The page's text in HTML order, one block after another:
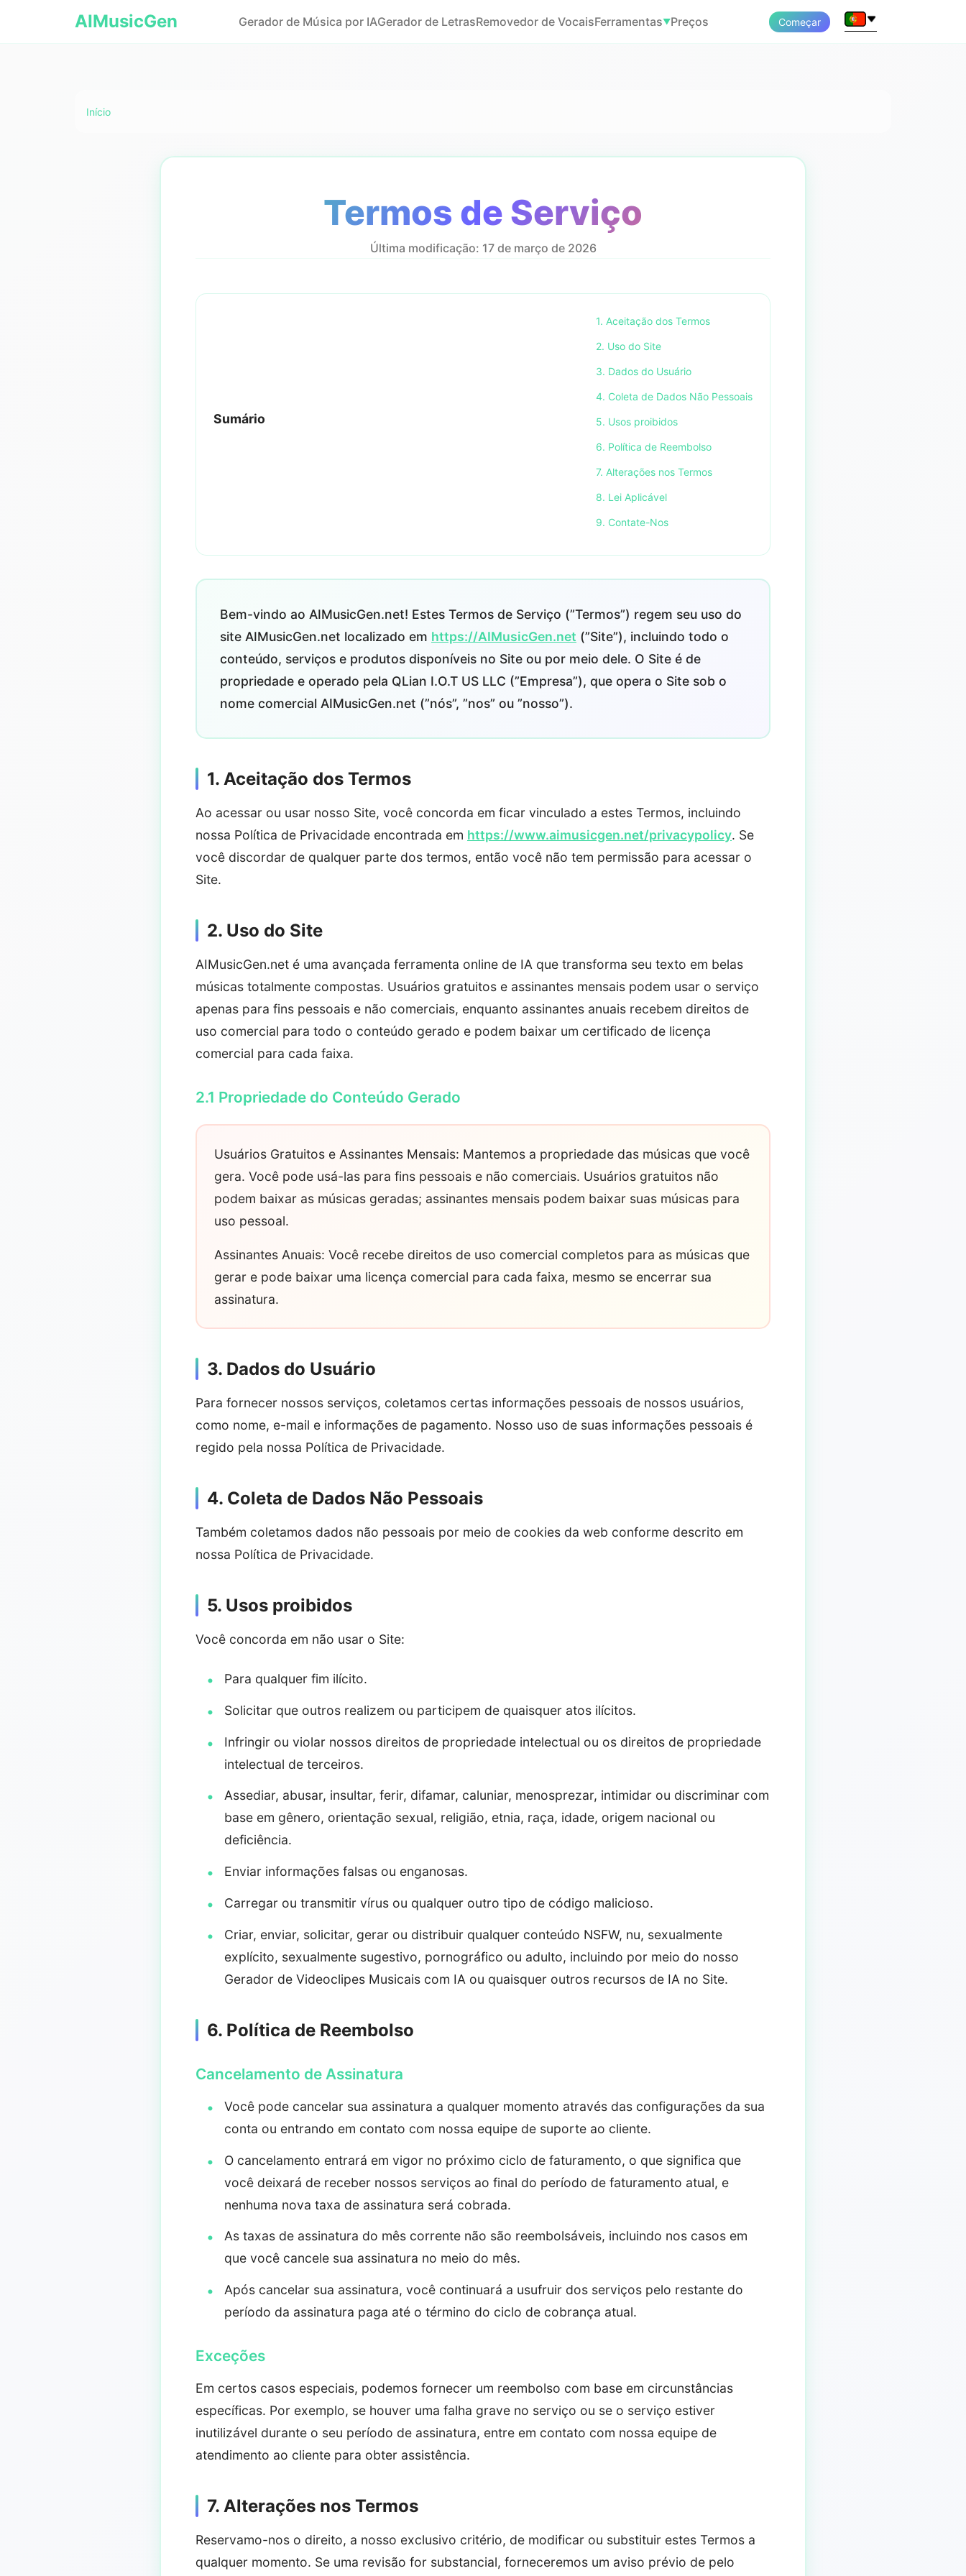
AIMusicGen Gerador de Música por IAGerador de LetrasRemovedor de VocaisFerramentas▼Preços Começar
Início
Termos de Serviço
Última modificação: 17 de março de 2026
Sumário
1. Aceitação dos Termos
2. Uso do Site
3. Dados do Usuário
4. Coleta de Dados Não Pessoais
5. Usos proibidos
6. Política de Reembolso
7. Alterações nos Termos
8. Lei Aplicável
9. Contate-Nos
Bem-vindo ao AIMusicGen.net! Estes Termos de Serviço (”Termos”) regem seu uso do
site AIMusicGen.net localizado em https://AIMusicGen.net (”Site”), incluindo todo o
conteúdo, serviços e produtos disponíveis no Site ou por meio dele. O Site é de
propriedade e operado pela QLian I.O.T US LLC (”Empresa”), que opera o Site sob o
nome comercial AIMusicGen.net (”nós”, ”nos” ou ”nosso”).
1. Aceitação dos Termos
Ao acessar ou usar nosso Site, você concorda em ficar vinculado a estes Termos, incluindo
nossa Política de Privacidade encontrada em https://www.aimusicgen.net/privacypolicy. Se
você discordar de qualquer parte dos termos, então você não tem permissão para acessar o
Site.
2. Uso do Site
AIMusicGen.net é uma avançada ferramenta online de IA que transforma seu texto em belas
músicas totalmente compostas. Usuários gratuitos e assinantes mensais podem usar o serviço
apenas para fins pessoais e não comerciais, enquanto assinantes anuais recebem direitos de
uso comercial para todo o conteúdo gerado e podem baixar um certificado de licença
comercial para cada faixa.
2.1 Propriedade do Conteúdo Gerado
Usuários Gratuitos e Assinantes Mensais: Mantemos a propriedade das músicas que você
gera. Você pode usá-las para fins pessoais e não comerciais. Usuários gratuitos não
podem baixar as músicas geradas; assinantes mensais podem baixar suas músicas para
uso pessoal.
Assinantes Anuais: Você recebe direitos de uso comercial completos para as músicas que
gerar e pode baixar uma licença comercial para cada faixa, mesmo se encerrar sua
assinatura.
3. Dados do Usuário
Para fornecer nossos serviços, coletamos certas informações pessoais de nossos usuários,
como nome, e-mail e informações de pagamento. Nosso uso de suas informações pessoais é
regido pela nossa Política de Privacidade.
4. Coleta de Dados Não Pessoais
Também coletamos dados não pessoais por meio de cookies da web conforme descrito em
nossa Política de Privacidade.
5. Usos proibidos
Você concorda em não usar o Site:
Para qualquer fim ilícito.
Solicitar que outros realizem ou participem de quaisquer atos ilícitos.
Infringir ou violar nossos direitos de propriedade intelectual ou os direitos de propriedade
intelectual de terceiros.
Assediar, abusar, insultar, ferir, difamar, caluniar, menosprezar, intimidar ou discriminar com
base em gênero, orientação sexual, religião, etnia, raça, idade, origem nacional ou
deficiência.
Enviar informações falsas ou enganosas.
Carregar ou transmitir vírus ou qualquer outro tipo de código malicioso.
Criar, enviar, solicitar, gerar ou distribuir qualquer conteúdo NSFW, nu, sexualmente
explícito, sexualmente sugestivo, pornográfico ou adulto, incluindo por meio do nosso
Gerador de Videoclipes Musicais com IA ou quaisquer outros recursos de IA no Site.
6. Política de Reembolso
Cancelamento de Assinatura
Você pode cancelar sua assinatura a qualquer momento através das configurações da sua
conta ou entrando em contato com nossa equipe de suporte ao cliente.
O cancelamento entrará em vigor no próximo ciclo de faturamento, o que significa que
você deixará de receber nossos serviços ao final do período de faturamento atual, e
nenhuma nova taxa de assinatura será cobrada.
As taxas de assinatura do mês corrente não são reembolsáveis, incluindo nos casos em
que você cancele sua assinatura no meio do mês.
Após cancelar sua assinatura, você continuará a usufruir dos serviços pelo restante do
período da assinatura paga até o término do ciclo de cobrança atual.
Exceções
Em certos casos especiais, podemos fornecer um reembolso com base em circunstâncias
específicas. Por exemplo, se houver uma falha grave no serviço ou se o serviço estiver
inutilizável durante o seu período de assinatura, entre em contato com nossa equipe de
atendimento ao cliente para obter assistência.
7. Alterações nos Termos
Reservamo-nos o direito, a nosso exclusivo critério, de modificar ou substituir estes Termos a
qualquer momento. Se uma revisão for substancial, forneceremos um aviso prévio de pelo